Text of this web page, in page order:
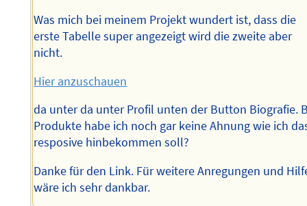
Was mich bei meinem Projekt wundert ist, dass die
erste Tabelle super angezeigt wird die zweite aber
nicht.
Hier anzuschauen
da unter da unter Profil unten der Button Biografie.
Produkte habe ich noch gar keine Ahnung wie ich
resposive hinbekommen soll?
Danke für den Link. Für weitere Anregungen und
wäre ich sehr dankbar.